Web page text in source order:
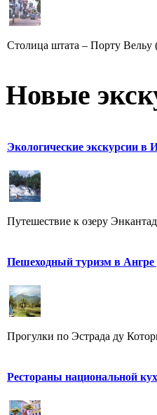
Столица штата – Порту Вельу
Новые
Экологические экскурсии в
Путешествие к озеру
Пешеходный туризм в Ангрe
Прогулки по Эстрада ду
Рестораны национальной